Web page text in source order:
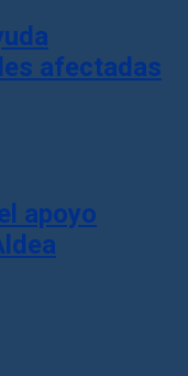
afectadas
apoyo